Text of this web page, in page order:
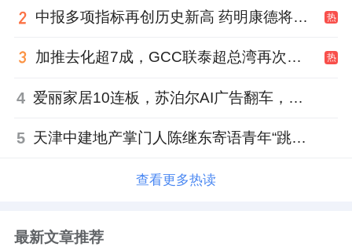
中报多项指标再创历史新高 药明康德将高质量发展成果“分发”到位 热
加推去化超7成，GCC联泰超总湾再次引爆深圳顶豪市场认购热潮 热
4 爱丽家居10连板，苏泊尔AI广告翻车，居然之家首单REITs获批丨家居周记
5 天津中建地产掌门人陈继东寄语青年“跳出舒适区”，曾任银行信贷经理
查看更多热读
最新文章推荐